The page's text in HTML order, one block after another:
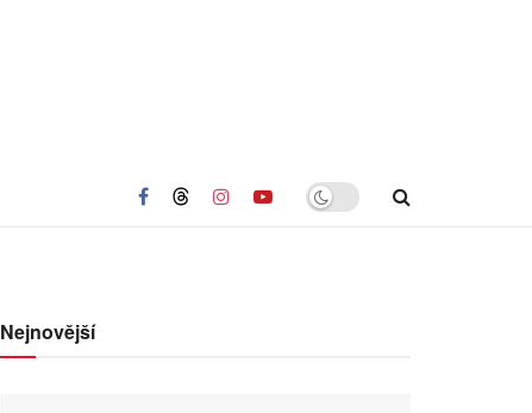
Nejnovější